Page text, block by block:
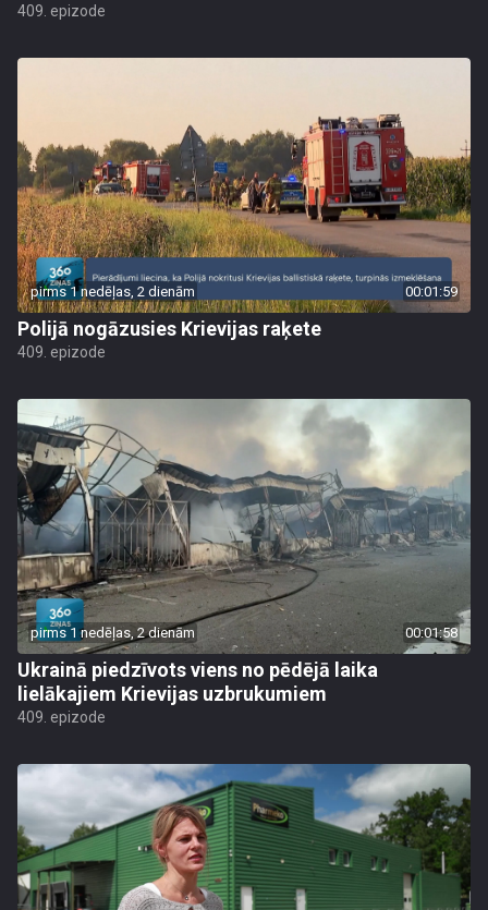
409. epizode
pirms 1 nedēļas, 2 dienām 00:01:59
Polijā nogāzusies Krievijas raķete
409. epizode
pirms 1 nedēļas, 2 dienām 00:01:58
Ukrainā piedzīvots viens no pēdējā laika
lielākajiem Krievijas uzbrukumiem
409. epizode